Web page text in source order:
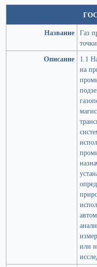
Название Газ
Описание
1.1
на
или